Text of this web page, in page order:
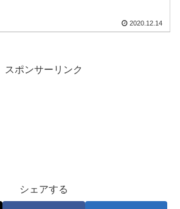
2020.12.14
スポンサーリンク
シェアする